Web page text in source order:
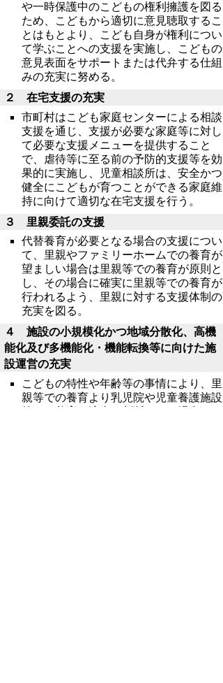
や一時保護中のこどもの権利擁護を図る
ため、こどもから適切に意見聴取するこ
とはもとより、こども自身が権利につい
て学ぶことへの支援を実施し、こどもの
意見表面をサポートまたは代弁する仕組
みの充実に努める。
２ 在宅支援の充実
市町村はこども家庭センターによる相談
支援を通じ、支援が必要な家庭等に対し
て必要な支援メニューを提供すること
で、虐待等に至る前の予防的支援等を効
果的に実施し、児童相談所は、安全かつ
健全にこどもが育つことができる家庭維
持に向けて適切な在宅支援を行う。
３ 里親委託の支援
代替養育が必要となる場合の支援につい
て、里親やファミリーホームでの養育が
望ましい場合は里親等での養育が原則と
し、その場合に確実に里親等での養育が
行われるよう、里親に対する支援体制の
充実を図る。
４ 施設の小規模化かつ地域分散化、高機
能化及び多機能化・機能転換等に向けた施
設運営の充実
こどもの特性や年齢等の事情により、里
親等での養育より乳児院や児童養護施設